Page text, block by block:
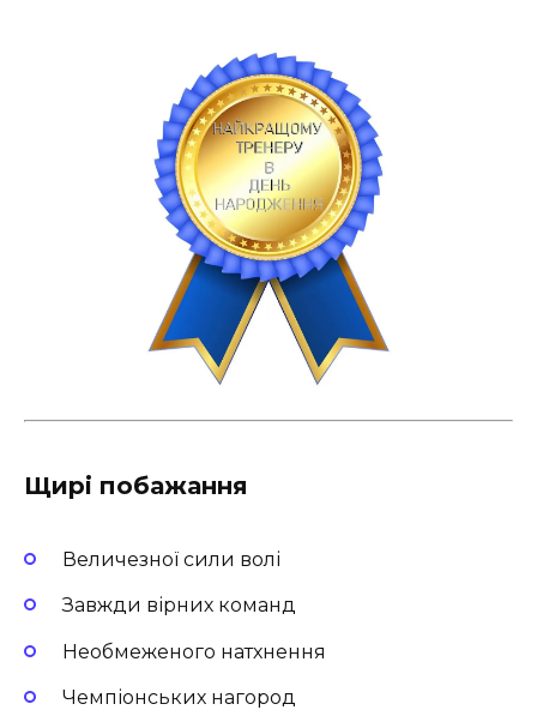
Щирі побажання
Величезної сили волі
Завжди вірних команд
Необмеженого натхнення
Чемпіонських нагород